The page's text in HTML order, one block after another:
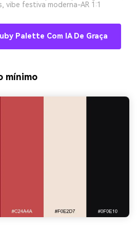
vibe festiva moderna-AR 1:1
Palette Com IA De Graça
mínimo